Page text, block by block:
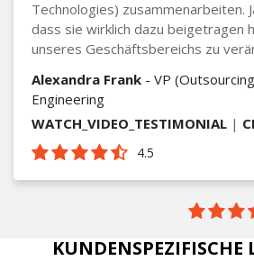
Technologies) zusammenarbeiten.
dass sie wirklich dazu beigetragen
unseres Geschäftsbereichs zu
Alexandra Frank - VP
Engineering
WATCH_VIDEO_TESTIMONIAL |
4.5
KUNDENSPEZIFISCHE